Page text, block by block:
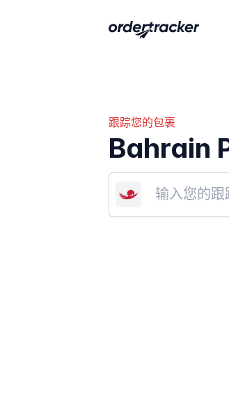
跟踪您的包裹
Bahrain